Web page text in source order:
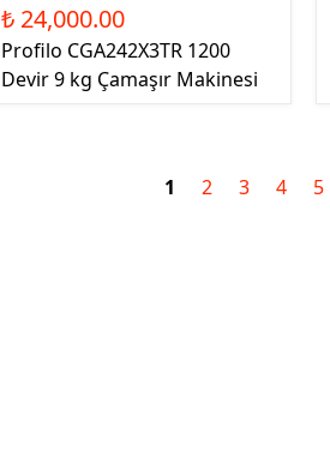
₺ 24,000.00
Profilo CGA242X3TR 1200
Devir 9 kg Çamaşır Makinesi
1 2 3 4 5